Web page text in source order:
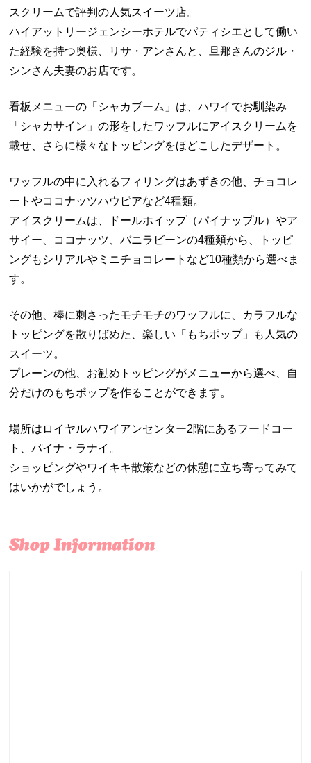
スクリームで評判の人気スイーツ店。
ハイアットリージェンシーホテルでパティシエとして働い
た経験を持つ奥様、リサ・アンさんと、旦那さんのジル・
シンさん夫妻のお店です。
看板メニューの「シャカブーム」は、ハワイでお馴染み
「シャカサイン」の形をしたワッフルにアイスクリームを
載せ、さらに様々なトッピングをほどこしたデザート。
ワッフルの中に入れるフィリングはあずきの他、チョコレ
ートやココナッツハウピアなど4種類。
アイスクリームは、ドールホイップ（パイナップル）やア
サイー、ココナッツ、バニラビーンの4種類から、トッピ
ングもシリアルやミニチョコレートなど10種類から選べま
す。
その他、棒に刺さったモチモチのワッフルに、カラフルな
トッピングを散りばめた、楽しい「もちポップ」も人気の
スイーツ。
プレーンの他、お勧めトッピングがメニューから選べ、自
分だけのもちポップを作ることができます。
場所はロイヤルハワイアンセンター2階にあるフードコー
ト、パイナ・ラナイ。
ショッピングやワイキキ散策などの休憩に立ち寄ってみて
はいかがでしょう。